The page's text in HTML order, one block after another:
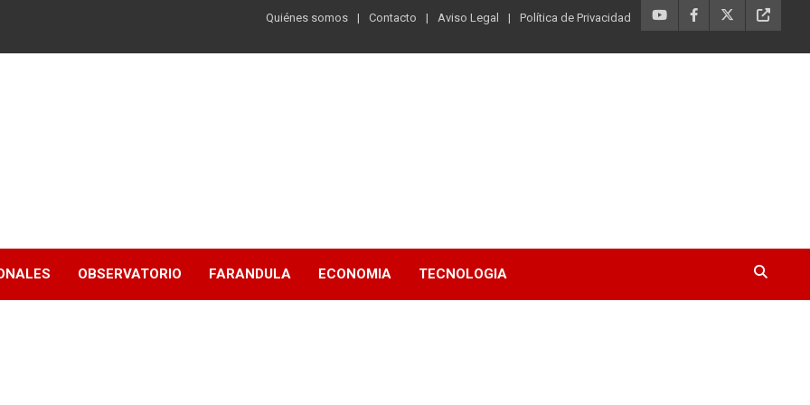
Quiénes somos Contacto Aviso Legal Política de Privacidad
OBSERVATORIO FARANDULA ECONOMIA TECNOLOGIA